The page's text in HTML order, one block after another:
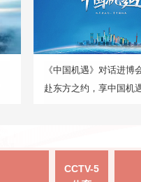
《中国机遇》对话进博
赴东方之约，享中国机
CCTV-5